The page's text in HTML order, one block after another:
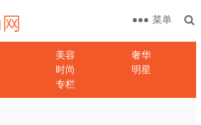
美容
奢华
时尚
明星
专栏
菜单